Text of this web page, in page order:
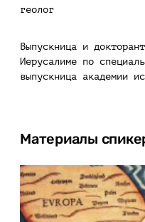
геолог
Выпускница и
Иерусалиме по
выпускница академии
Материалы